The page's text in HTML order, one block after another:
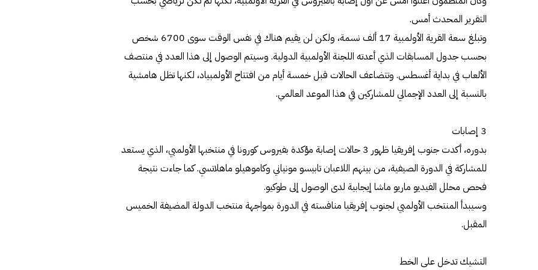
التقرير المحدث أمس.
وتبلغ سعة القرية الأولمبية 17 ألف نسمة، ولكن لن يقيم هناك في نفس الوقت سوى 6700 شخص
بحسب جدول المسابقات الذي أعدته اللجنة الأولمبية الدولية. وسيتم الوصول إلى هذا العدد في منتصف
الألعاب في بداية أغسطس. وتتضاعف الحالات قبل خمسة أيام من افتتاح الأولمبياد، لكنها تظل هامشية
بالنسبة إلى العدد الإجمالي للمشاركين في هذا الموعد العالمي.
3 إصابات
بدوره، أكدت جنوب إفريقيا ظهور 3 حالات إصابة مؤكدة بفيروس كورونا في منتخبها الأولمبي، الذي يستعد
للمشاركة في الدورة الصيفية، من بينهم اللاعبان تابيسو مونياني وكاموهيلو ماهلاتسي. كما جاءت نتيجة
فحص محلل الفيديو ماريو ماشا إيجابية لدى الوصول إلى طوكيو.
وسيبدأ المنتخب الأولمبي لجنوب إفريقيا منافسته في الدورة بمواجهة منتخب الدولة المضيفة الخميس
المقبل.
التشيك تدخل على الخط